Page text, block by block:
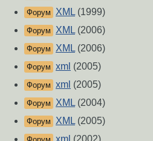
Форум XML (1999)
Форум XML (2006)
Форум XML (2006)
Форум xml (2005)
Форум xml (2005)
Форум XML (2004)
Форум XML (2005)
xml (2002)